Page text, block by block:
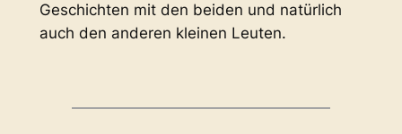
Geschichten mit den beiden und natürlich
auch den anderen kleinen Leuten.